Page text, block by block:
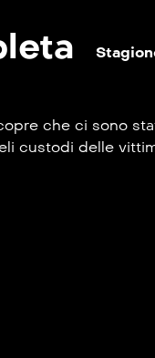
che ci sono
custodi delle